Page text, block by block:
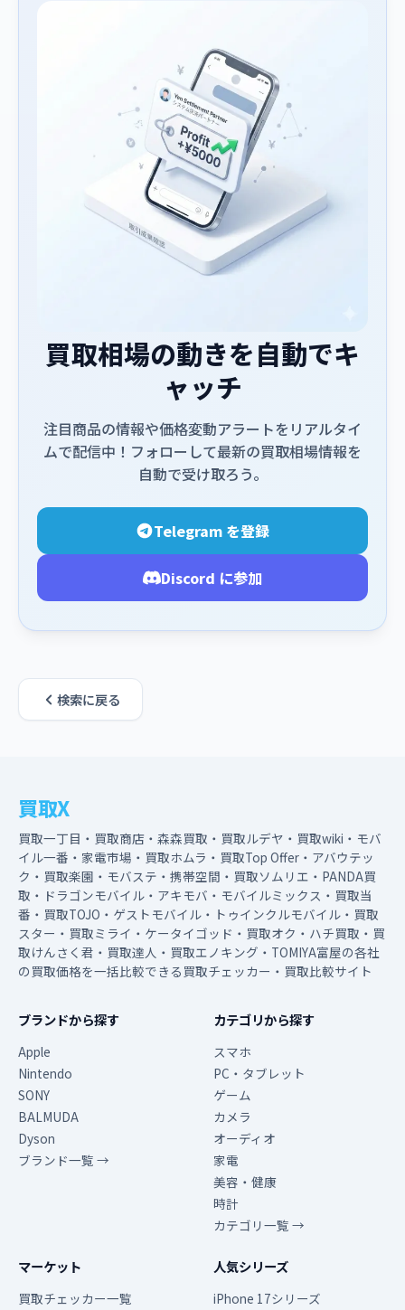
買取相場の動きを自動でキ
ャッチ
注目商品の情報や価格変動アラートをリアルタイ
ムで配信中！フォローして最新の買取相場情報を
自動で受け取ろう。
Telegram を登録
Discord に参加
検索に戻る
買取X
買取一丁目・買取商店・森森買取・買取ルデヤ・買取wiki・モバ
イル一番・家電市場・買取ホムラ・買取Top Offer・アバウテッ
ク・買取楽園・モバステ・携帯空間・買取ソムリエ・PANDA買
取・ドラゴンモバイル・アキモバ・モバイルミックス・買取当
番・買取TOJO・ゲストモバイル・トゥインクルモバイル・買取
スター・買取ミライ・ケータイゴッド・買取オク・ハチ買取・買
取けんさく君・買取達人・買取エノキング・TOMIYA富屋の各社
の買取価格を一括比較できる買取チェッカー・買取比較サイト
ブランドから探す
Apple
Nintendo
SONY
BALMUDA
Dyson
ブランド一覧 →
カテゴリから探す
スマホ
PC・タブレット
ゲーム
カメラ
オーディオ
家電
美容・健康
時計
カテゴリ一覧 →
マーケット
買取チェッカー一覧
人気シリーズ
iPhone 17シリーズ